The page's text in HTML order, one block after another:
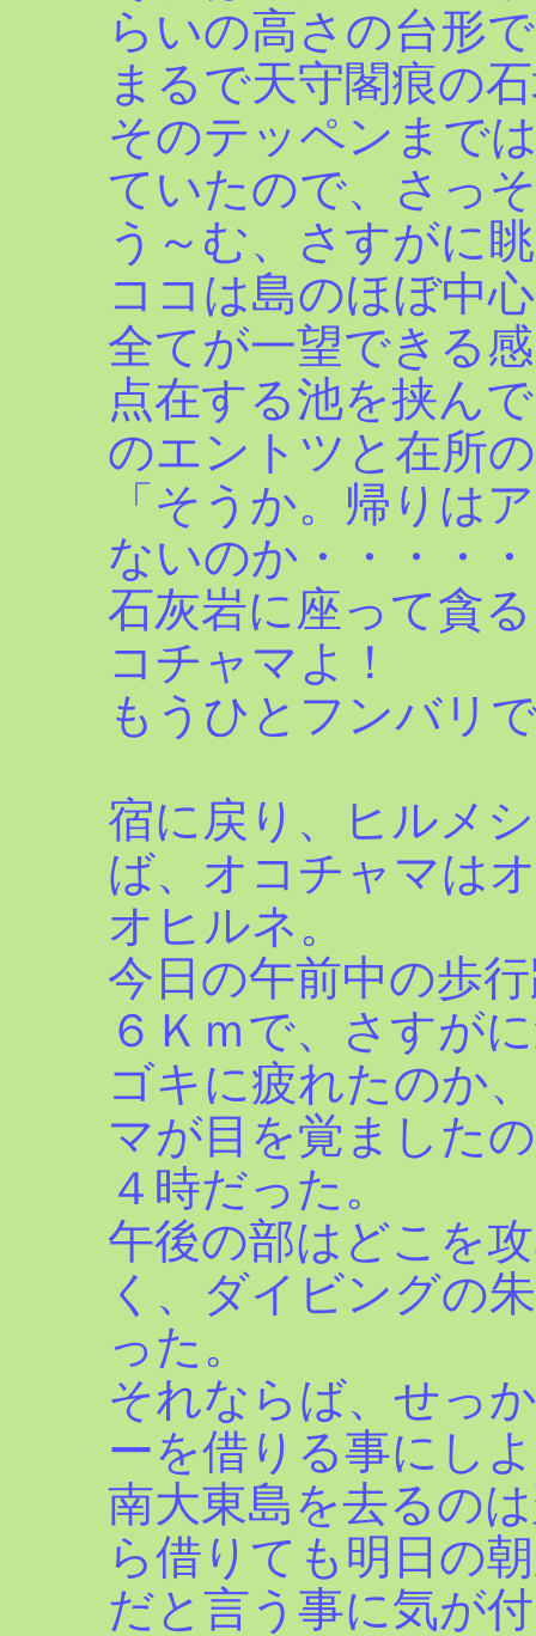
らいの高さの台形
まるで天守閣痕の
そのテッペンまで
ていたので、さっ
う～む、さすがに
ココは島のほぼ中
全てが一望できる
点在する池を挟ん
のエントツと在所
「そうか。帰りは
ないのか・・・・
石灰岩に座って貪
コチャマよ！
もうひとフンバリ
宿に戻り、ヒルメ
ば、オコチャマは
オヒルネ。
今日の午前中の歩
６Ｋｍで、さすが
ゴキに疲れたのか
マが目を覚ました
４時だった。
午後の部はどこを
く、ダイビングの
った。
それならば、せっ
ーを借りる事にし
南大東島を去るの
ら借りても明日の
だと言う事に気が